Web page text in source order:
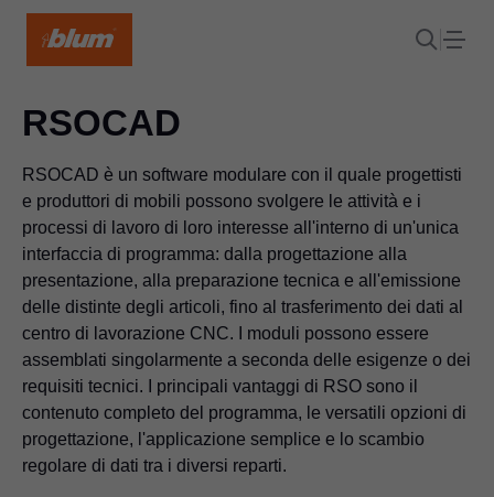
RSOCAD
RSOCAD è un software modulare con il quale progettisti
e produttori di mobili possono svolgere le attività e i
processi di lavoro di loro interesse all'interno di un'unica
interfaccia di programma: dalla progettazione alla
presentazione, alla preparazione tecnica e all'emissione
delle distinte degli articoli, fino al trasferimento dei dati al
centro di lavorazione CNC. I moduli possono essere
assemblati singolarmente a seconda delle esigenze o dei
requisiti tecnici. I principali vantaggi di RSO sono il
contenuto completo del programma, le versatili opzioni di
progettazione, l'applicazione semplice e lo scambio
regolare di dati tra i diversi reparti.